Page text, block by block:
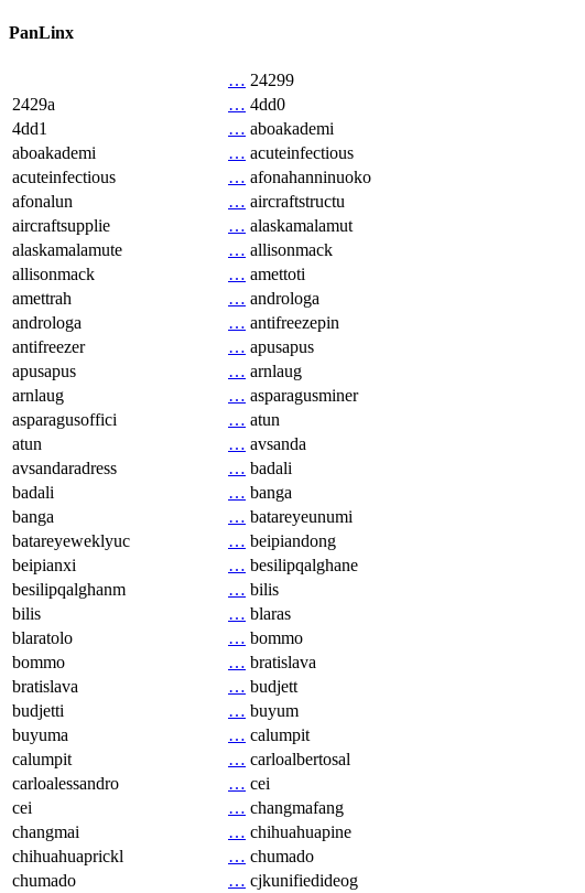
PanLinx
… 24299
2429a
… 4dd0
4dd1
… aboakademi
aboakademi
… acuteinfectious
acuteinfectious
… afonahanninuoko
afonalun
… aircraftstructu
aircraftsupplie
… alaskamalamut
alaskamalamute
… allisonmack
allisonmack
… amettoti
amettrah
… androloga
androloga
… antifreezepin
antifreezer
… apusapus
apusapus
… arnlaug
arnlaug
… asparagusminer
asparagusoffici
… atun
atun
… avsanda
avsandaradress
… badali
badali
… banga
banga
… batareyeunumi
batareyeweklyuc
… beipiandong
beipianxi
… besilipqalghane
besilipqalghanm
… bilis
bilis
… blaras
blaratolo
… bommo
bommo
… bratislava
bratislava
… budjett
budjetti
… buyum
buyuma
… calumpit
calumpit
… carloalbertosal
carloalessandro
… cei
cei
… changmafang
changmai
… chihuahuapine
chihuahuaprickl
… chumado
chumado
… cjkunifiedideog